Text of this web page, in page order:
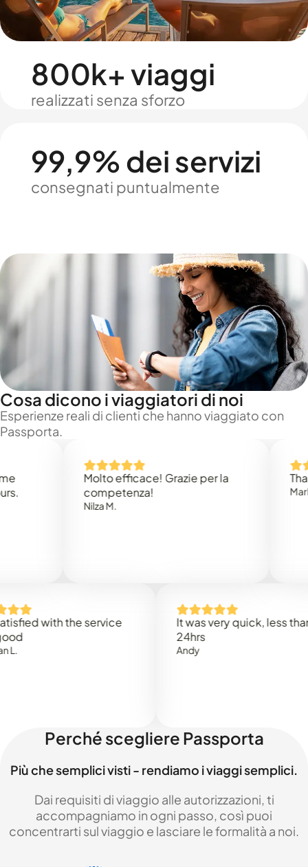
800k+ viaggi
realizzati senza sforzo
99,9% dei servizi
consegnati puntualmente
Cosa dicono i viaggiatori di noi
Esperienze reali di clienti che hanno viaggiato con
Passporta.
Molto efficace! Grazie per la
competenza!
Thank
Mark N.
with the service
It was very quick, less than
Perché scegliere Passporta
Più che semplici visti - rendiamo i viaggi semplici.
Dai requisiti di viaggio alle autorizzazioni, ti
accompagniamo in ogni passo, così puoi
concentrarti sul viaggio e lasciare le formalità a noi.